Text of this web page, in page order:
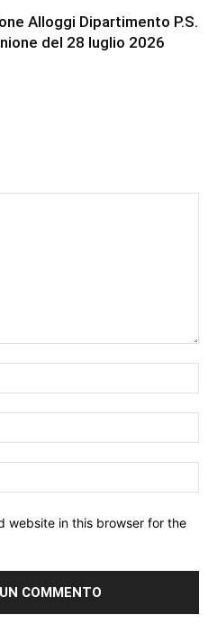
Alloggi Dipartimento P.S.
del 28 luglio 2026
website in this browser for the